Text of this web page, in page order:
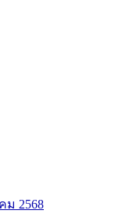
ม 2568